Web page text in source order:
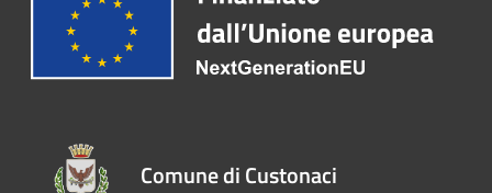
Comune di Custonaci